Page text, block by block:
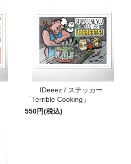
IDeeez / ステッカー
「Terrible Cooking」
550円(税込)